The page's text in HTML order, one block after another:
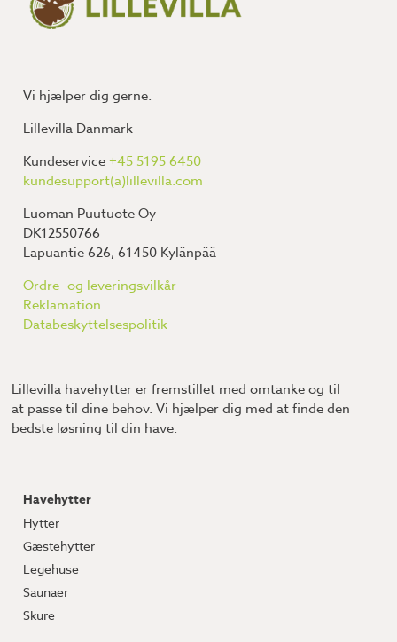
Vi hjælper dig gerne.
Lillevilla Danmark
Kundeservice+45 5195 6450
kundesupport(a)lillevilla.com
Luoman Puutuote Oy
DK12550766
Lapuantie 626, 61450 Kylänpää
Ordre- og leveringsvilkår
Reklamation
Databeskyttelsespolitik
Lillevilla havehytter er fremstillet med omtanke og til
at passe til dine behov. Vi hjælper dig med at finde den
bedste løsning til din have.
Havehytter
Hytter
Gæstehytter
Legehuse
Saunaer
Skure